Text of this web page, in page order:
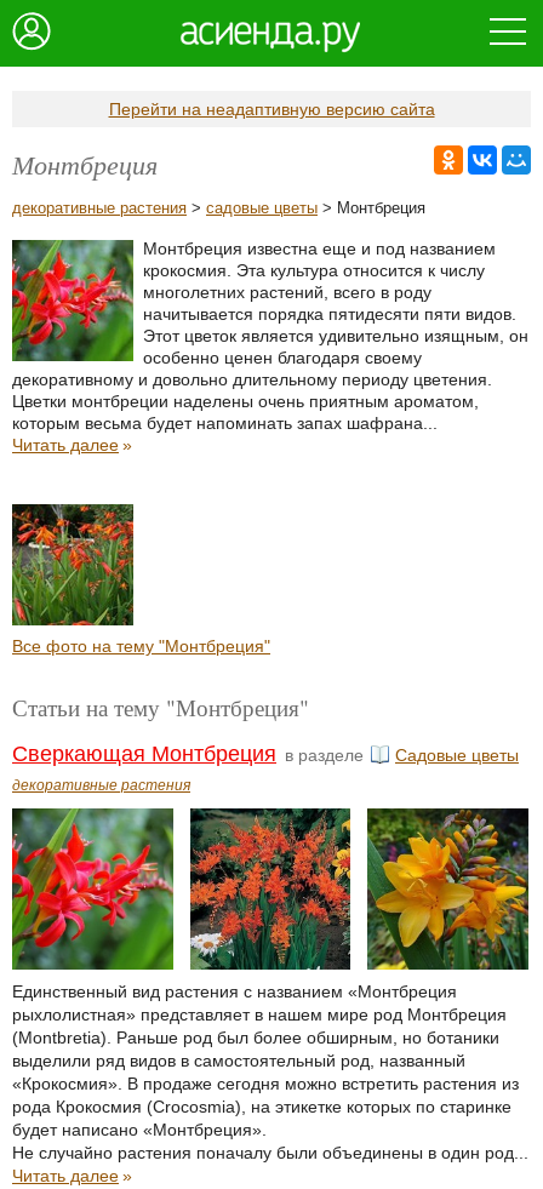
Перейти на неадаптивную версию сайта
Монтбреция
декоративные растения > садовые цветы > Монтбреция
Монтбреция известна еще и под названием
крокосмия. Эта культура относится к числу
многолетних растений, всего в роду
начитывается порядка пятидесяти пяти видов.
Этот цветок является удивительно изящным, он
особенно ценен благодаря своему
декоративному и довольно длительному периоду цветения.
Цветки монтбреции наделены очень приятным ароматом,
которым весьма будет напоминать запах шафрана...
Читать далее»
Все фото на тему "Монтбреция"
Статьи на тему "Монтбреция"
Сверкающая Монтбреция в разделе Садовые цветы
декоративные растения
Единственный вид растения с названием «Монтбреция
рыхлолистная» представляет в нашем мире род Монтбреция
(Montbretia). Раньше род был более обширным, но ботаники
выделили ряд видов в самостоятельный род, названный
«Крокосмия». В продаже сегодня можно встретить растения из
рода Крокосмия (Crocosmia), на этикетке которых по старинке
будет написано «Монтбреция».
Не случайно растения поначалу были объединены в один род...
Читать далее»